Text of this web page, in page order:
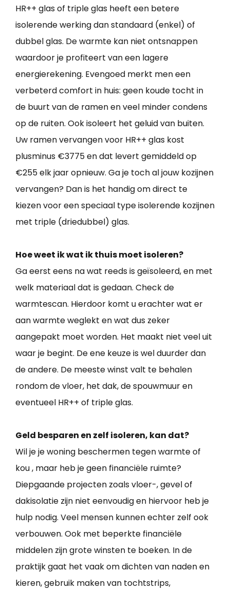
HR++ glas of triple glas heeft een betere
isolerende werking dan standaard (enkel) of
dubbel glas. De warmte kan niet ontsnappen
waardoor je profiteert van een lagere
energierekening. Evengoed merkt men een
verbeterd comfort in huis: geen koude tocht in
de buurt van de ramen en veel minder condens
op de ruiten. Ook isoleert het geluid van buiten.
Uw ramen vervangen voor HR++ glas kost
plusminus €3775 en dat levert gemiddeld op
€255 elk jaar opnieuw. Ga je toch al jouw kozijnen
vervangen? Dan is het handig om direct te
kiezen voor een speciaal type isolerende kozijnen
met triple (driedubbel) glas.
Hoe weet ik wat ik thuis moet isoleren?
Ga eerst eens na wat reeds is geïsoleerd, en met
welk materiaal dat is gedaan. Check de
warmtescan. Hierdoor komt u erachter wat er
aan warmte weglekt en wat dus zeker
aangepakt moet worden. Het maakt niet veel uit
waar je begint. De ene keuze is wel duurder dan
de andere. De meeste winst valt te behalen
rondom de vloer, het dak, de spouwmuur en
eventueel HR++ of triple glas.
Geld besparen en zelf isoleren, kan dat?
Wil je je woning beschermen tegen warmte of
kou , maar heb je geen financiële ruimte?
Diepgaande projecten zoals vloer-, gevel of
dakisolatie zijn niet eenvoudig en hiervoor heb je
hulp nodig. Veel mensen kunnen echter zelf ook
verbouwen. Ook met beperkte financiële
middelen zijn grote winsten te boeken. In de
praktijk gaat het vaak om dichten van naden en
kieren, gebruik maken van tochtstrips,